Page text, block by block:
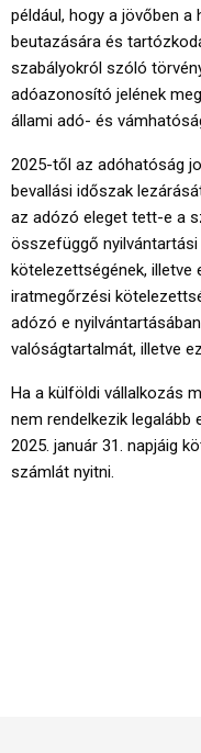
például, hogy a jövőben
beutazására és
szabályokról szóló
adóazonosító jelének
állami adó- és
2025-től az adóhatóság
bevallási időszak
az adózó eleget tett-e a
összefüggő
kötelezettségének,
iratmegőrzési
adózó e
valóságtartalmát, illetve
Ha a külföldi vállalkozás
nem rendelkezik
2025. január 31. napjáig
számlát nyitni.